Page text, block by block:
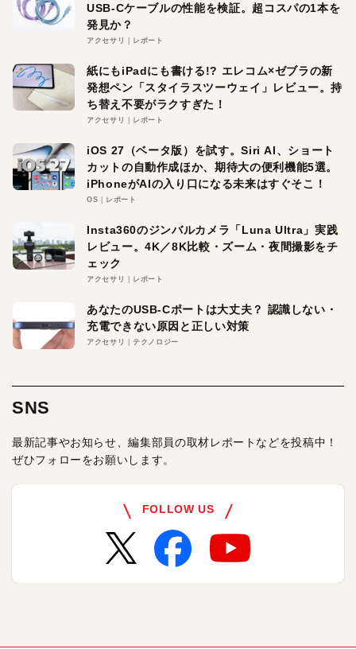
USB-Cケーブルの性能を検証。超コスパの1本を
発見か？
アクセサリ レポート
紙にもiPadにも書ける!? エレコム×ゼブラの新
発想ペン「スタイラスツーウェイ」レビュー。持
ち替え不要がラクすぎた！
アクセサリ レポート
iOS 27（ベータ版）を試す。Siri AI、ショート
カットの自動作成ほか、期待大の便利機能5選。
iPhoneがAIの入り口になる未来はすぐそこ！
OS レポート
Insta360のジンバルカメラ「Luna Ultra」実践
レビュー。4K／8K比較・ズーム・夜間撮影をチ
ェック
アクセサリ レポート
あなたのUSB-Cポートは大丈夫？ 認識しない・
充電できない原因と正しい対策
アクセサリ テクノロジー
SNS
最新記事やお知らせ、編集部員の取材レポートなどを投稿中！
ぜひフォローをお願いします。
FOLLOW US